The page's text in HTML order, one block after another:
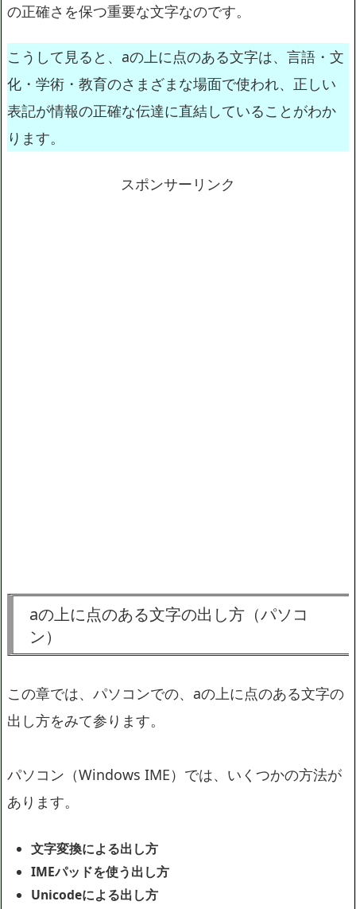
の正確さを保つ重要な文字なのです。
こうして見ると、aの上に点のある文字は、言語・文
化・学術・教育のさまざまな場面で使われ、正しい
表記が情報の正確な伝達に直結していることがわか
ります。
スポンサーリンク
aの上に点のある文字の出し方（パソコ
ン）
この章では、パソコンでの、aの上に点のある文字の
出し方をみて参ります。
パソコン（Windows IME）では、いくつかの方法が
あります。
文字変換による出し方
IMEパッドを使う出し方
Unicodeによる出し方